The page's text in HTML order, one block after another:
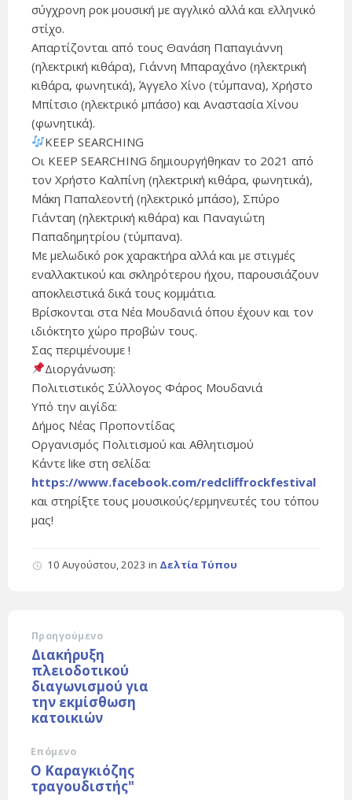
σύγχρονη ροκ μουσική με αγγλικό αλλά και ελληνικό
στίχο.
Απαρτίζονται από τους Θανάση Παπαγιάννη
(ηλεκτρική κιθάρα), Γιάννη Μπαραχάνο (ηλεκτρική
κιθάρα, φωνητικά), Άγγελο Χίνο (τύμπανα), Χρήστο
Μπίτσιο (ηλεκτρικό μπάσο) και Αναστασία Χίνου
(φωνητικά).
KEEP SEARCHING
Οι KEEP SEARCHING δημιουργήθηκαν το 2021 από
τον Χρήστο Καλπίνη (ηλεκτρική κιθάρα, φωνητικά),
Μάκη Παπαλεοντή (ηλεκτρικό μπάσο), Σπύρο
Γιάνταη (ηλεκτρική κιθάρα) και Παναγιώτη
Παπαδημητρίου (τύμπανα).
Με μελωδικό ροκ χαρακτήρα αλλά και με στιγμές
εναλλακτικού και σκληρότερου ήχου, παρουσιάζουν
αποκλειστικά δικά τους κομμάτια.
Βρίσκονται στα Νέα Μουδανιά όπου έχουν και τον
ιδιόκτητο χώρο προβών τους.
Σας περιμένουμε !
Διοργάνωση:
Πολιτιστικός Σύλλογος Φάρος Μουδανιά
Υπό την αιγίδα:
Δήμος Νέας Προποντίδας
Οργανισμός Πολιτισμού και Αθλητισμού
Κάντε like στη σελίδα:
https://www.facebook.com/redcliffrockfestival
και στηρίξτε τους μουσικούς/ερμηνευτές του τόπου
μας!
10 Αυγούστου, 2023 in Δελτία Τύπου
Προηγούμενο
Διακήρυξη
πλειοδοτικού
διαγωνισμού για
την εκμίσθωση
κατοικιών
Επόμενο
Ο Καραγκιόζης
τραγουδιστής"